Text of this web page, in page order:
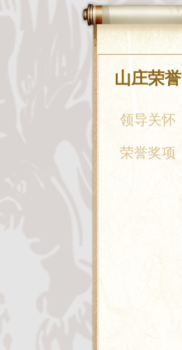
山庄荣誉
领导关怀
荣誉奖项